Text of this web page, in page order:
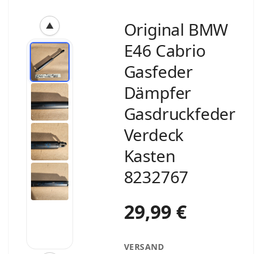
▲
Original BMW
E46 Cabrio
Gasfeder
Dämpfer
Gasdruckfeder
Verdeck
Kasten
8232767
29,99 €
VERSAND